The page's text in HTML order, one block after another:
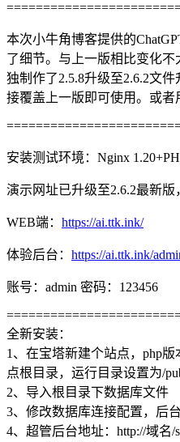
本次小牛角博客提供的
了细节。与上一版相比变化
独制作了2.5.8升级至2.6.2文
接覆盖上一版即可使用。或者
安装测试环境：Nginx
演示网址已升级至2.6.2最新
WEB端： https://ai.ttk.ink/
体验后台： https://ai.ttk.ink/
账号：admin 密码：123456
全新安装：
1、在宝塔新建个站点，php
点根目录，运行目录设置为/
2、导入根目录下数据库文件
3、修改数据库连接配置，后
4、超管后台地址：http://域名/